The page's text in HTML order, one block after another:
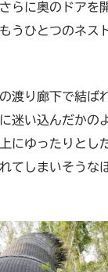
らに奥のドアを
うひとつのネ
渡り廊下で結ば
迷い込んだかの
にゆったりとし
てしまいそうな